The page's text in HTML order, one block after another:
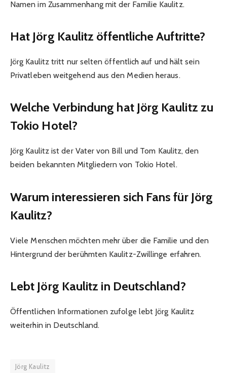
Namen im Zusammenhang mit der Familie Kaulitz.
Hat Jörg Kaulitz öffentliche Auftritte?
Jörg Kaulitz tritt nur selten öffentlich auf und hält sein
Privatleben weitgehend aus den Medien heraus.
Welche Verbindung hat Jörg Kaulitz zu
Tokio Hotel?
Jörg Kaulitz ist der Vater von Bill und Tom Kaulitz, den
beiden bekannten Mitgliedern von Tokio Hotel.
Warum interessieren sich Fans für Jörg
Kaulitz?
Viele Menschen möchten mehr über die Familie und den
Hintergrund der berühmten Kaulitz-Zwillinge erfahren.
Lebt Jörg Kaulitz in Deutschland?
Öffentlichen Informationen zufolge lebt Jörg Kaulitz
weiterhin in Deutschland.
Jörg Kaulitz